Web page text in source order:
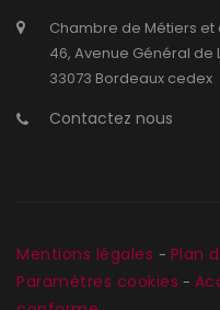
Chambre de Métiers et
46, Avenue Général de
33073 Bordeaux cedex
Contactez nous
Mentions légales - Plan
Paramètres cookies -